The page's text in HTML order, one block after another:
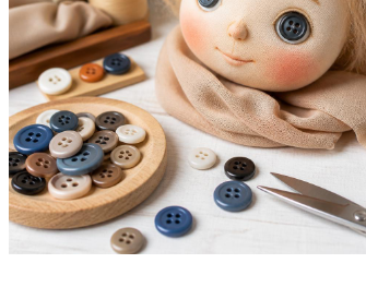
Онлайн портал про